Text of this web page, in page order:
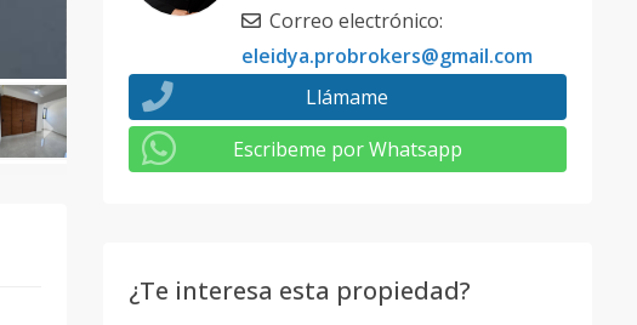
Correo electrónico:
eleidya.probrokers@gmail.com
Llámame
Escribeme por Whatsapp
¿Te interesa esta propiedad?